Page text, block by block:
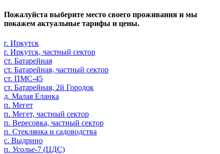
Пожалуйста выберите место своего проживания и мы
покажем актуальные тарифы и цены.
г. Иркутск
г. Иркутск, частный сектор
ст. Батарейная
ст. Батарейная, частный сектор
ст. ПМС-45
ст. Батарейная, 2й Городок
д. Малая Еланка
п. Мегет
п. Мегет, частный сектор
п. Вересовка, частный сектор
п. Стеклянка и садоводства
с. Выдрино
п. Усолье-7 (ЦДС)